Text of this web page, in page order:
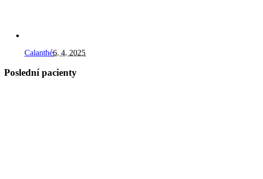
Calanthé6. 4. 2025
Poslední pacienty